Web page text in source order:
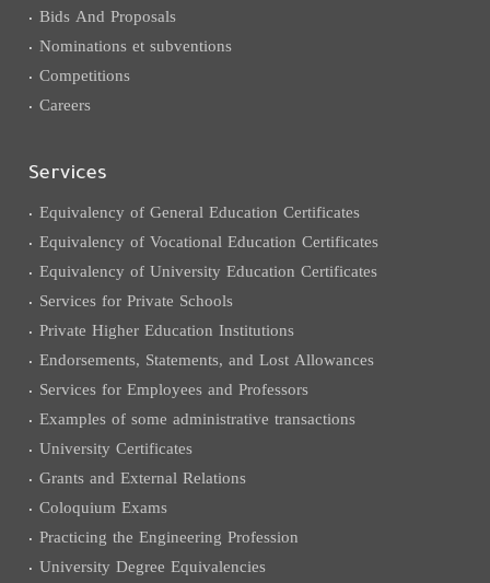
Bids And Proposals
Nominations et subventions
Competitions
Careers
Services
Equivalency of General Education Certificates
Equivalency of Vocational Education Certificates
Equivalency of University Education Certificates
Services for Private Schools
Private Higher Education Institutions
Endorsements, Statements, and Lost Allowances
Services for Employees and Professors
Examples of some administrative transactions
University Certificates
Grants and External Relations
Coloquium Exams
Practicing the Engineering Profession
University Degree Equivalencies